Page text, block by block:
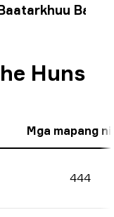
Huns
Mga mapang
444